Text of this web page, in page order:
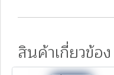
สินค้าเกี่ยวข้อง